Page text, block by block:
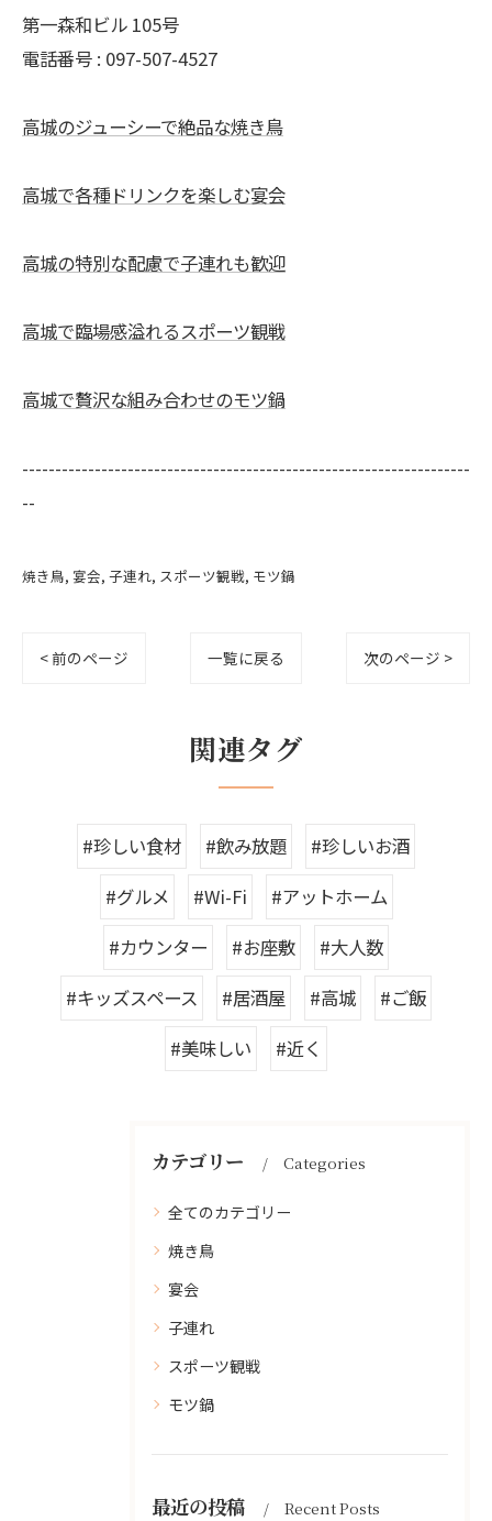
第一森和ビル 105号
電話番号 : 097-507-4527
高城のジューシーで絶品な焼き鳥
高城で各種ドリンクを楽しむ宴会
高城の特別な配慮で子連れも歓迎
高城で臨場感溢れるスポーツ観戦
高城で贅沢な組み合わせのモツ鍋
--------------------------------------------------------------------
--
焼き鳥 宴会 子連れ スポーツ観戦 モツ鍋
< 前のページ 一覧に戻る 次のページ >
関連タグ
#珍しい食材 #飲み放題
#珍しいお酒
#グルメ
#Wi-Fi
#アットホーム
#カウンター
#お座敷
#大人数
#キッズスペース
#居酒屋 #高城
#ご飯
#美味しい
#近く
カテゴリー Categories
全てのカテゴリー
焼き鳥
宴会
子連れ
スポーツ観戦
モツ鍋
最近の投稿 Recent Posts